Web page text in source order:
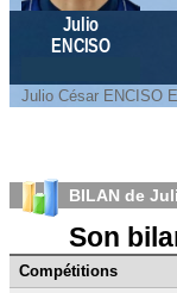
Julio
ENCISO
Julio César ENCISO
BILAN de
Son
Compétitions